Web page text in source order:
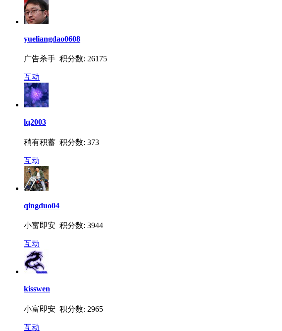
yueliangdao0608
广告杀手 积分数: 26175
互动
lq2003
稍有积蓄 积分数: 373
互动
qingduo04
小富即安 积分数: 3944
互动
kisswen
小富即安 积分数: 2965
互动